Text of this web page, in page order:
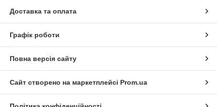
Доставка та оплата
Графік роботи
Повна версія сайту
Сайт створено на маркетплейсі Prom.ua